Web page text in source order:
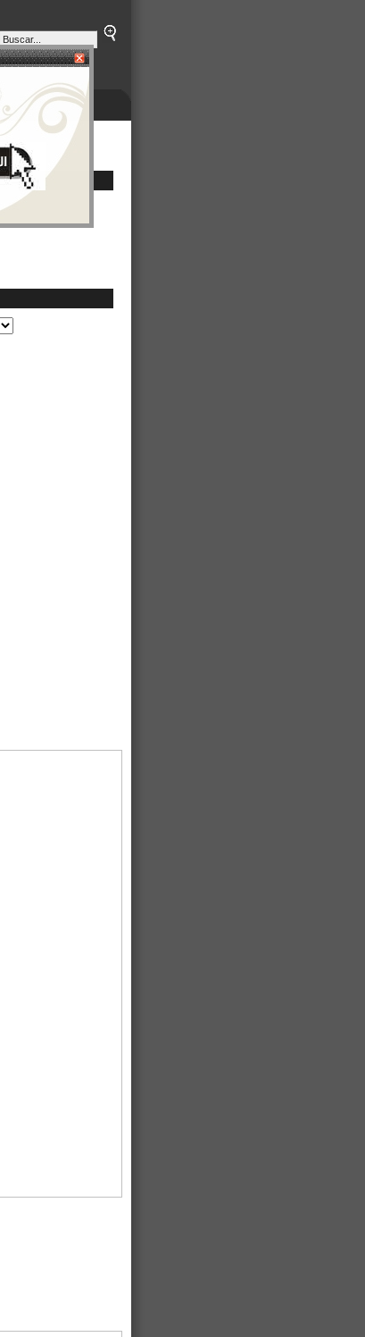
NEGOCIOS